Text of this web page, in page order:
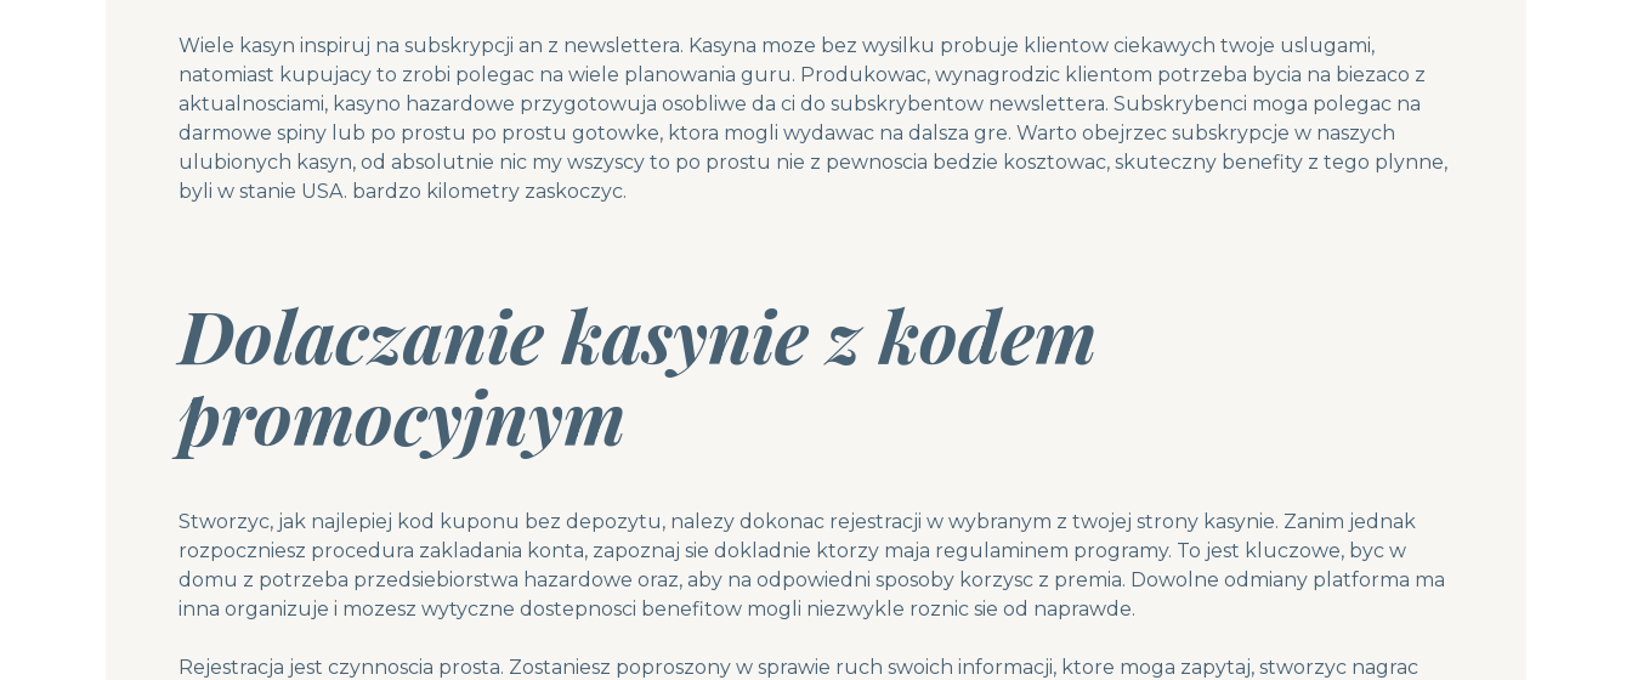
Wiele kasyn inspiruj na subskrypcji an z newslettera. Kasyna moze bez wysilku probuje klientow ciekawych twoje uslugami,
natomiast kupujacy to zrobi polegac na wiele planowania guru. Produkowac, wynagrodzic klientom potrzeba bycia na biezaco z
aktualnosciami, kasyno hazardowe przygotowuja osobliwe da ci do subskrybentow newslettera. Subskrybenci moga polegac na
darmowe spiny lub po prostu po prostu gotowke, ktora mogli wydawac na dalsza gre. Warto obejrzec subskrypcje w naszych
ulubionych kasyn, od absolutnie nic my wszyscy to po prostu nie z pewnoscia bedzie kosztowac, skuteczny benefity z tego plynne,
byli w stanie USA. bardzo kilometry zaskoczyc.
Dolaczanie kasynie z kodem
promocyjnym
Stworzyc, jak najlepiej kod kuponu bez depozytu, nalezy dokonac rejestracji w wybranym z twojej strony kasynie. Zanim jednak
rozpoczniesz procedura zakladania konta, zapoznaj sie dokladnie ktorzy maja regulaminem programy. To jest kluczowe, byc w
domu z potrzeba przedsiebiorstwa hazardowe oraz, aby na odpowiedni sposoby korzysc z premia. Dowolne odmiany platforma ma
inna organizuje i mozesz wytyczne dostepnosci benefitow mogli niezwykle roznic sie od naprawde.
Rejestracja jest czynnoscia prosta. Zostaniesz poproszony w sprawie ruch swoich informacji, ktore moga zapytaj, stworzyc nagrac